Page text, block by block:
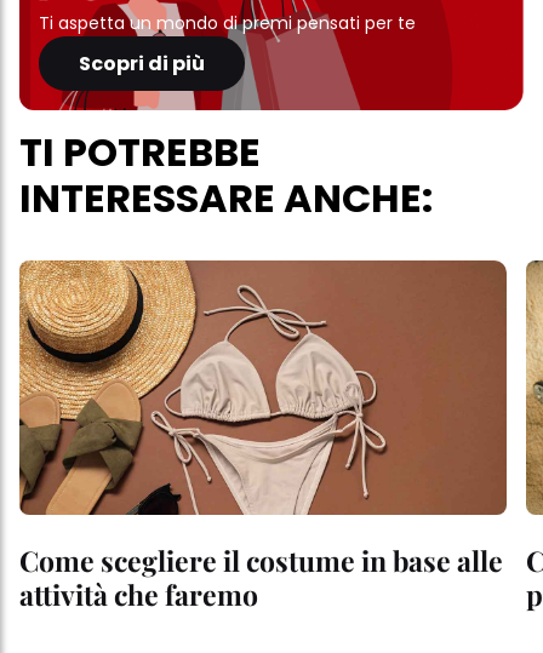
Ti aspetta un mondo di premi pensati per te
Scopri di più
TI POTREBBE
INTERESSARE ANCHE:
Come scegliere il costume in base alle
attività che faremo